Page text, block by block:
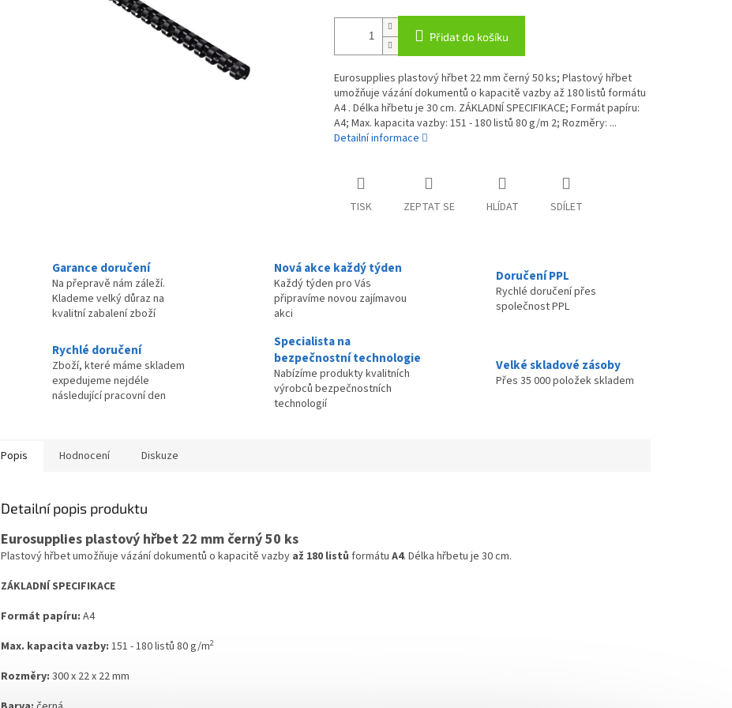
Přidat do košíku
Eurosupplies plastový hřbet 22 mm černý 50 ks; Plastový hřbet
umožňuje vázání dokumentů o kapacitě vazby až 180 listů formátu
A4 . Délka hřbetu je 30 cm. ZÁKLADNÍ SPECIFIKACE; Formát papíru:
A4; Max. kapacita vazby: 151 - 180 listů 80 g/m 2; Rozměry: ...
Detailní informace
TISK ZEPTAT SE HLÍDAT SDÍLET
Garance doručení
Na přepravě nám záleží.
Klademe velký důraz na
kvalitní zabalení zboží
Nová akce každý týden
Každý týden pro Vás
připravíme novou zajímavou
akci
Doručení PPL
Rychlé doručení přes
společnost PPL
Rychlé doručení
Zboží, které máme skladem
expedujeme nejdéle
následující pracovní den
Specialista na
bezpečnostní technologie
Nabízíme produkty kvalitních
výrobců bezpečnostních
technologií
Velké skladové zásoby
Přes 35 000 položek skladem
Popis Hodnocení Diskuze
Detailní popis produktu
Eurosupplies plastový hřbet 22 mm černý 50 ks
Plastový hřbet umožňuje vázání dokumentů o kapacitě vazby až 180 listů formátu A4. Délka hřbetu je 30 cm.
ZÁKLADNÍ SPECIFIKACE
Formát papíru: A4
Max. kapacita vazby: 151 - 180 listů 80 g/m2
Rozměry: 300 x 22 x 22 mm